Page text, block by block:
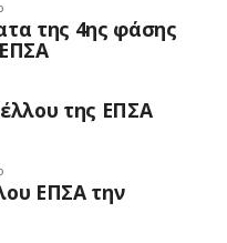
της 4ης φάσης
της ΕΠΣΑ
ΕΠΣΑ την